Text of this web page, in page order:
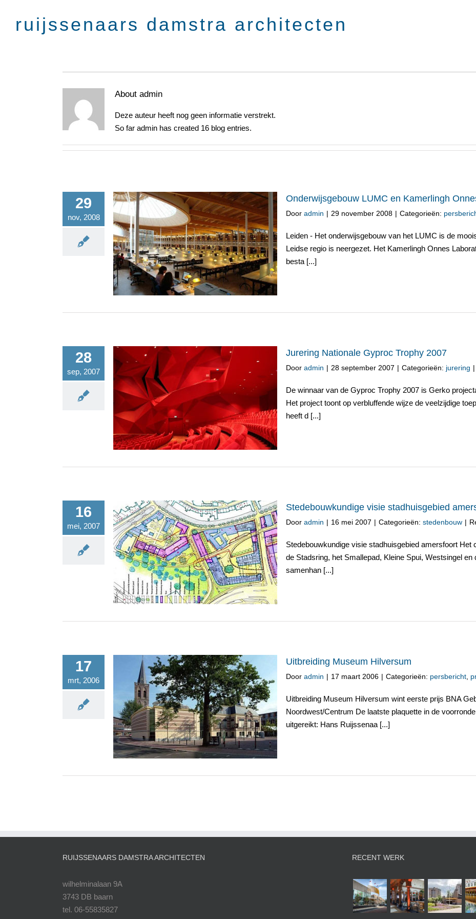
content
About admin
Deze auteur heeft nog geen informatie verstrekt.
So far admin has created 16 blog entries.
29
nov, 2008
Onderwijsgebouw LUMC en Kamerlingh
Onnes zijn het mooist
Onderwijsgebouw LUMC en Kamerlingh
Door admin | 29 november 2008 | Categorieën:
Leiden - Het onderwijsgebouw van het LUMC is de
Leidse regio is neergezet. Het Kamerlingh Onnes
besta [...]
28
sep, 2007
Jurering Nationale Gyproc Trophy 2007
Jurering Nationale Gyproc Trophy 2007
Door admin | 28 september 2007 | Categorieën: jurering |
De winnaar van de Gyproc Trophy 2007 is Gerko
Het project toont op verbluffende wijze de veelzijdige
heeft d [...]
16
mei, 2007
Stedebouwkundige visie stadhuisgebied
amersfoort
Stedebouwkundige visie stadhuisgebied
Door admin | 16 mei 2007 | Categorieën: stedenbouw |
Stedebouwkundige visie stadhuisgebied amersfoort Het
de Stadsring, het Smallepad, Kleine Spui, Westsingel
samenhan [...]
17
mrt, 2006
Uitbreiding Museum Hilversum
Uitbreiding Museum Hilversum
Door admin | 17 maart 2006 | Categorieën: persbericht
Uitbreiding Museum Hilversum wint eerste prijs BNA
Noordwest/Centrum De laatste plaquette in de
uitgereikt: Hans Ruijssenaa [...]
RUIJSSENAARS DAMSTRA ARCHITECTEN
wilhelminalaan 9A
3743 DB baarn
tel. 06-55835827
RECENT WERK